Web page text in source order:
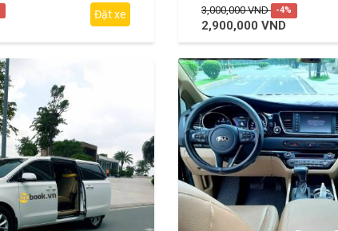
Đặt xe 3,000,000 VND -4%
2,900,000 VND